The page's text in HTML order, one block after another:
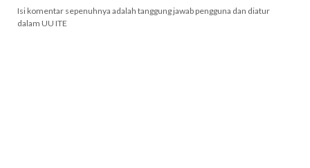
Isi komentar sepenuhnya adalah tanggung jawab pengguna dan diatur
dalam UU ITE